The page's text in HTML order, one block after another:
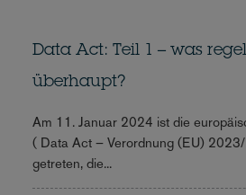
Data Act: Teil 1 – was
überhaupt?
Am 11. Januar 2024 ist die
( Data Act – Verordnung (EU)
getreten, die...